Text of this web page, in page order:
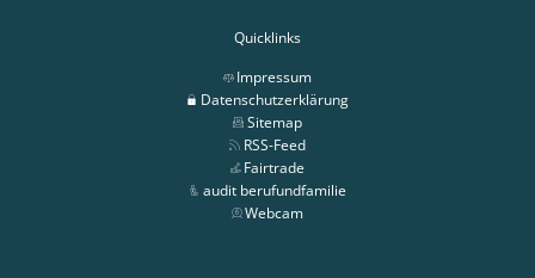
Quicklinks
Impressum
Datenschutzerklärung
Sitemap
RSS-Feed
Fairtrade
audit berufundfamilie
Webcam